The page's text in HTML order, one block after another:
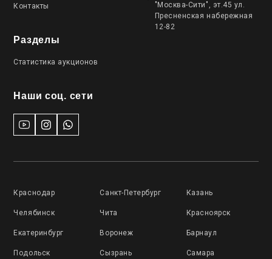
Контакты
Разделы
Статистика аукционов
Наши соц. сети
"Москва-Сити", эт.45 ул.
Пресненская набережная
12-82
Краснодар Санкт-Петербург Казань
Челябинск Чита Красноярск
Екатеринбург Воронеж Барнаул
Подольск Сызрань Самара